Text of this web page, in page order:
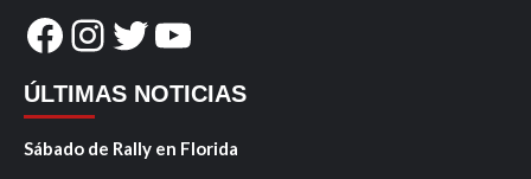
Facebook
Instagram
Twitter
YouTube
ÚLTIMAS NOTICIAS
Sábado de Rally en Florida